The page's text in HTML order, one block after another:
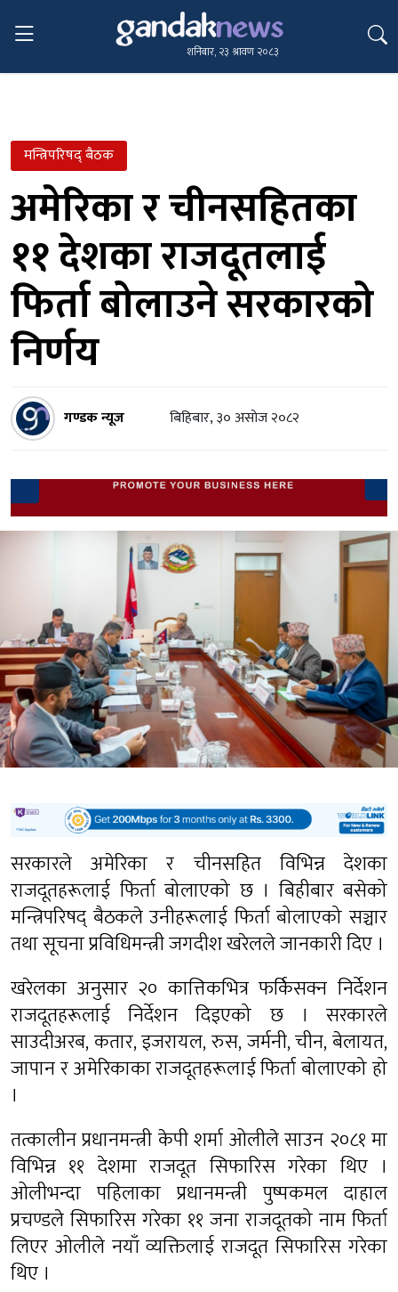
शनिबार, २३ श्रावण २०८३
मन्त्रिपरिषद् बैठक
अमेरिका र चीनसहितका
११ देशका राजदूतलाई
फिर्ता बोलाउने सरकारको
निर्णय
गण्डक न्यूज बिहिबार, ३० असाेज २०८२
सरकारले अमेरिका र चीनसहित विभिन्न देशका
राजदूतहरूलाई फिर्ता बोलाएको छ । बिहीबार बसेको
मन्त्रिपरिषद् बैठकले उनीहरूलाई फिर्ता बोलाएको सञ्चार
तथा सूचना प्रविधिमन्त्री जगदीश खरेलले जानकारी दिए ।
खरेलका अनुसार २० कात्तिकभित्र फर्किसक्न निर्देशन
राजदूतहरूलाई निर्देशन दिइएको छ । सरकारले
साउदीअरब, कतार, इजरायल, रुस, जर्मनी, चीन, बेलायत,
जापान र अमेरिकाका राजदूतहरूलाई फिर्ता बोलाएको हो
।
तत्कालीन प्रधानमन्त्री केपी शर्मा ओलीले साउन २०८१ मा
विभिन्न ११ देशमा राजदूत सिफारिस गरेका थिए ।
ओलीभन्दा पहिलाका प्रधानमन्त्री पुष्पकमल दाहाल
प्रचण्डले सिफारिस गरेका ११ जना राजदूतको नाम फिर्ता
लिएर ओलीले नयाँ व्यक्तिलाई राजदूत सिफारिस गरेका
थिए ।